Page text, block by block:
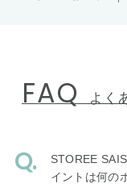
FAQ よく
STOREE
イントは何の